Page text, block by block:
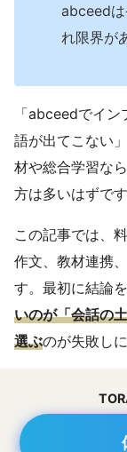
abceed
れ限界が
「abceedでイ
語が出てこない
材や総合学習な
方は多いはずです
この記事では、
作文、教材連携
す。最初に結論を
いのが「会話の
選ぶのが失敗し